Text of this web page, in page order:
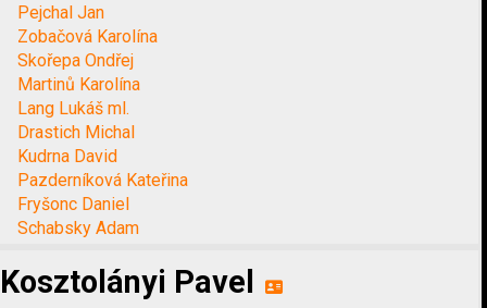
Pejchal Jan
Zobačová Karolína
Skořepa Ondřej
Martinů Karolína
Lang Lukáš ml.
Drastich Michal
Kudrna David
Pazderníková Kateřina
Fryšonc Daniel
Schabsky Adam
Kosztolányi Pavel